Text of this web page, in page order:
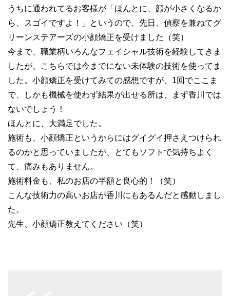
うちに通われてるお客様が「ほんとに、顔が小さくなるか
ら、スゴイですよ！」というので、先日、偵察を兼ねてグ
リーンステアーズの小顔矯正を受けました（笑）
今まで、職業柄いろんなフェイシャル技術を経験してきま
したが、こちらでは今までにない未体験の技術を使ってま
した。小顔矯正を受けてみての感想ですが、1回でここま
で、しかも機械を使わず結果が出せる所は、まず香川では
ないでしょう！
ほんとに、大満足でした。
施術も、小顔矯正というからにはグイグイ押さえつけられ
るのかと思っていましたが、とてもソフトで気持ちよく
て、痛みもありません。
施術料金も、私のお店の半額と良心的！（笑）
こんな技術力の高いお店が香川にもあるんだと感動しまし
た。
先生、小顔矯正教えてください（笑）